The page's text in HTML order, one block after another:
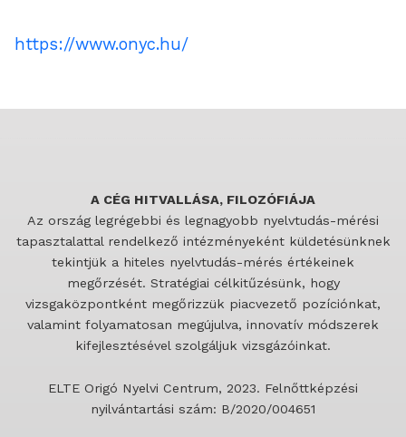
https://www.onyc.hu/
A CÉG HITVALLÁSA, FILOZÓFIÁJA
Az ország legrégebbi és legnagyobb nyelvtudás-mérési
tapasztalattal rendelkező intézményeként küldetésünknek
tekintjük a hiteles nyelvtudás-mérés értékeinek
megőrzését. Stratégiai célkitűzésünk, hogy
vizsgaközpontként megőrizzük piacvezető pozíciónkat,
valamint folyamatosan megújulva, innovatív módszerek
kifejlesztésével szolgáljuk vizsgázóinkat.
ELTE Origó Nyelvi Centrum, 2023. Felnőttképzési
nyilvántartási szám: B/2020/004651